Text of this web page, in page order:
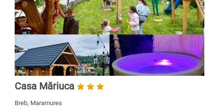
Casa Măriuca
Breb, Maramures